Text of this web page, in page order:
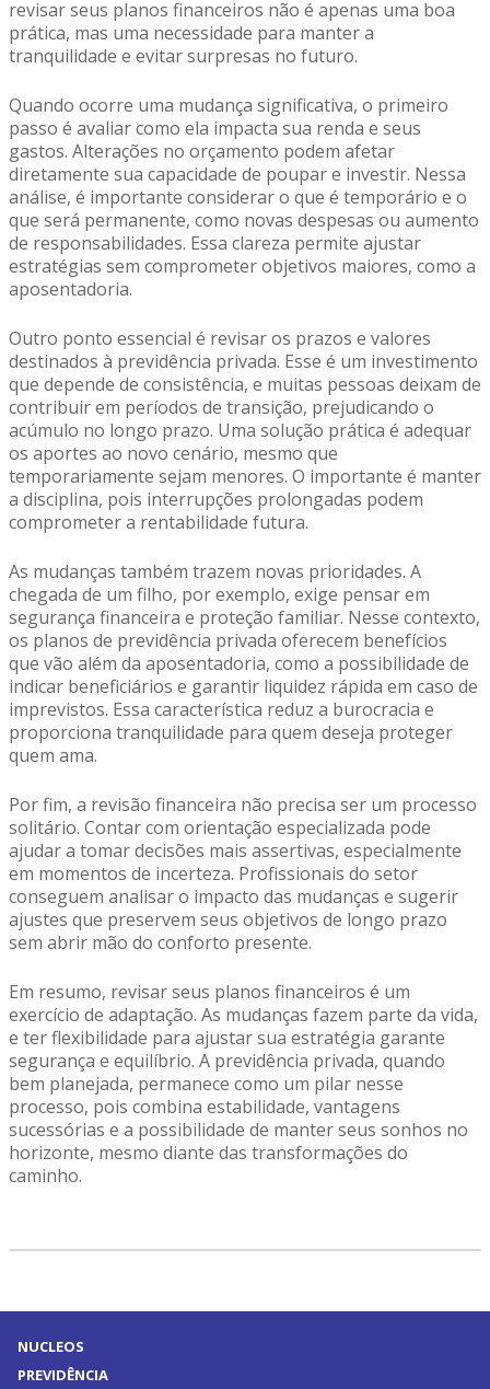
revisar seus planos financeiros não é apenas uma boa
prática, mas uma necessidade para manter a
tranquilidade e evitar surpresas no futuro.
Quando ocorre uma mudança significativa, o primeiro
passo é avaliar como ela impacta sua renda e seus
gastos. Alterações no orçamento podem afetar
diretamente sua capacidade de poupar e investir. Nessa
análise, é importante considerar o que é temporário e o
que será permanente, como novas despesas ou aumento
de responsabilidades. Essa clareza permite ajustar
estratégias sem comprometer objetivos maiores, como a
aposentadoria.
Outro ponto essencial é revisar os prazos e valores
destinados à previdência privada. Esse é um investimento
que depende de consistência, e muitas pessoas deixam de
contribuir em períodos de transição, prejudicando o
acúmulo no longo prazo. Uma solução prática é adequar
os aportes ao novo cenário, mesmo que
temporariamente sejam menores. O importante é manter
a disciplina, pois interrupções prolongadas podem
comprometer a rentabilidade futura.
As mudanças também trazem novas prioridades. A
chegada de um filho, por exemplo, exige pensar em
segurança financeira e proteção familiar. Nesse contexto,
os planos de previdência privada oferecem benefícios
que vão além da aposentadoria, como a possibilidade de
indicar beneficiários e garantir liquidez rápida em caso de
imprevistos. Essa característica reduz a burocracia e
proporciona tranquilidade para quem deseja proteger
quem ama.
Por fim, a revisão financeira não precisa ser um processo
solitário. Contar com orientação especializada pode
ajudar a tomar decisões mais assertivas, especialmente
em momentos de incerteza. Profissionais do setor
conseguem analisar o impacto das mudanças e sugerir
ajustes que preservem seus objetivos de longo prazo
sem abrir mão do conforto presente.
Em resumo, revisar seus planos financeiros é um
exercício de adaptação. As mudanças fazem parte da vida,
e ter flexibilidade para ajustar sua estratégia garante
segurança e equilíbrio. A previdência privada, quando
bem planejada, permanece como um pilar nesse
processo, pois combina estabilidade, vantagens
sucessórias e a possibilidade de manter seus sonhos no
horizonte, mesmo diante das transformações do
caminho.
NUCLEOS
PREVIDÊNCIA